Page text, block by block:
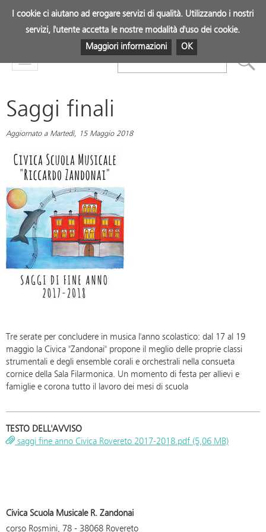
Mostra
Saggi finali
Aggiornato a Martedì, 15 Maggio 2018
Tre serate per concludere in musica l'anno scolastico: dal 17 al 19
maggio la Civica "Zandonai" propone il meglio delle proprie classi
strumentali e degli ensemble corali e orchestrali nella consueta
cornice della Sala Filarmonica. Un momento di festa per allievi e
famiglie e corona tutto il lavoro dei mesi di scuola
TESTO DELL'AVVISO
saggi fine anno Civica Rovereto 2017-2018.pdf (5,06 MB)
Civica Scuola Musicale R. Zandonai
corso Rosmini, 78 - 38068 Rovereto
I cookie ci aiutano ad erogare servizi di qualità. Utilizzando i nostri
servizi, l'utente accetta le nostre modalità d'uso dei cookie.
Maggiori informazioni
OK